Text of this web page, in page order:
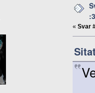
:3
« Svar